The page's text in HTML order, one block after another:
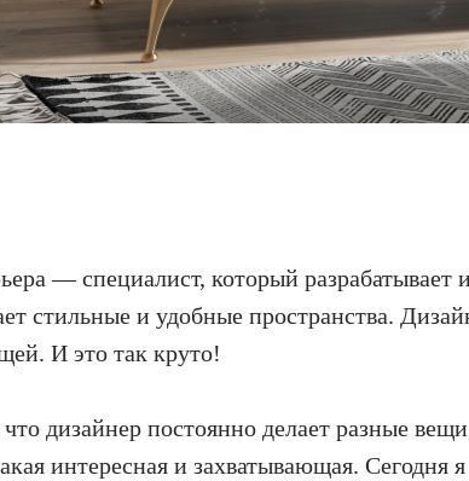
— специалист, который разрабатывает и
стильные и удобные пространства.
И это так круто!
дизайнер постоянно делает разные
интересная и захватывающая. Сегодня я